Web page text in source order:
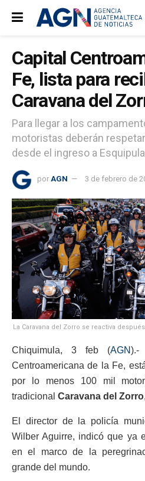
Capital
Fe, lista para
Caravana del
Para llegar a los
motoristas deberán
desde el ingreso a
por AGN 3 de febrero de
La Caravana del Zorro se reactiva
Chiquimula, 3 feb (AGN).-
Centroamericana de la Fe,
por lo menos 100 mil
tradicional Caravana del Zorro
El director de la policía
Wilber Aguirre, indicó que ya
en el marco de la
grande del mundo.